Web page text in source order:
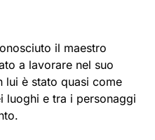
il maestro
a lavorare nel suo
lui è stato quasi come
luoghi e tra i personaggi